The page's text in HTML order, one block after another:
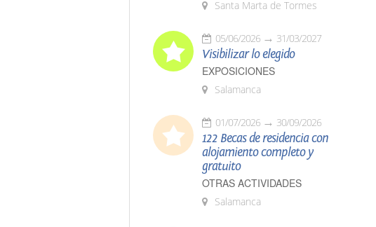
Santa Marta de Tormes
05/06/2026 31/03/2027
Visibilizar lo elegido
EXPOSICIONES
Salamanca
01/07/2026 30/09/2026
122 Becas de residencia con
alojamiento completo y
gratuito
OTRAS ACTIVIDADES
Salamanca